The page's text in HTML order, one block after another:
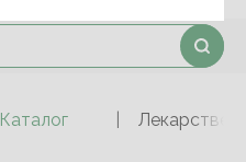
Каталог